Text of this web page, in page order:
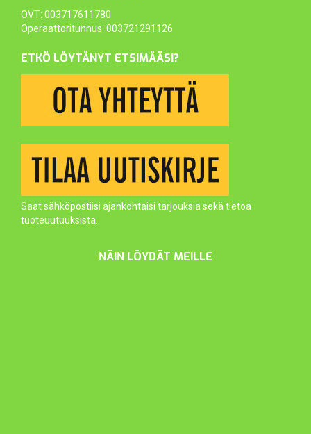
OVT: 003717611780
Operaattoritunnus: 003721291126
ETKÖ LÖYTÄNYT ETSIMÄÄSI?
Saat sähköpostiisi ajankohtaisi tarjouksia sekä tietoa
tuoteuutuuksista.
NÄIN LÖYDÄT MEILLE